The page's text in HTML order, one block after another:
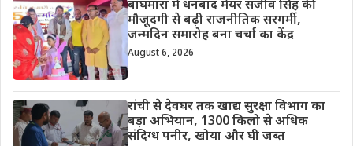
बाघमारा में धनबाद मेयर संजीव सिंह की
मौजूदगी से बढ़ी राजनीतिक सरगर्मी,
जन्मदिन समारोह बना चर्चा का केंद्र
August 6, 2026
रांची से देवघर तक खाद्य सुरक्षा विभाग का
बड़ा अभियान, 1300 किलो से अधिक
संदिग्ध पनीर, खोया और घी जब्त